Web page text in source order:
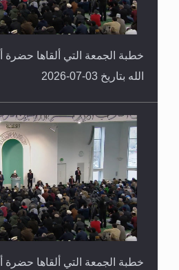
خطبة الجمعة التي ألقاها حضرة
الله بتاريخ 03-07-2026
خطبة الجمعة التي ألقاها حضرة